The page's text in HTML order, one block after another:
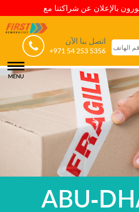
اتصل بنا الآن
+971 54 253 5356
MENU
ABU-